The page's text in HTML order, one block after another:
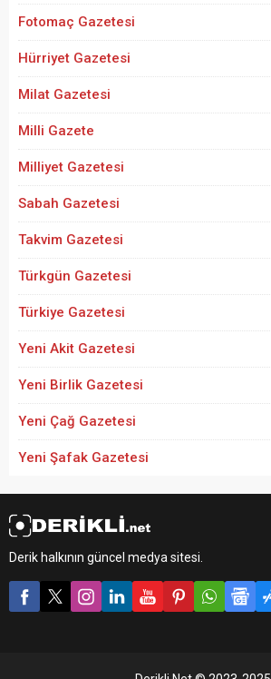
Fotomaç Gazetesi
Hürriyet Gazetesi
Milat Gazetesi
Milli Gazete
Milliyet Gazetesi
Sabah Gazetesi
Takvim Gazetesi
Türkgün Gazetesi
Türkiye Gazetesi
Yeni Akit Gazetesi
Yeni Birlik Gazetesi
Yeni Çağ Gazetesi
Yeni Şafak Gazetesi
Derik halkının güncel medya sitesi.